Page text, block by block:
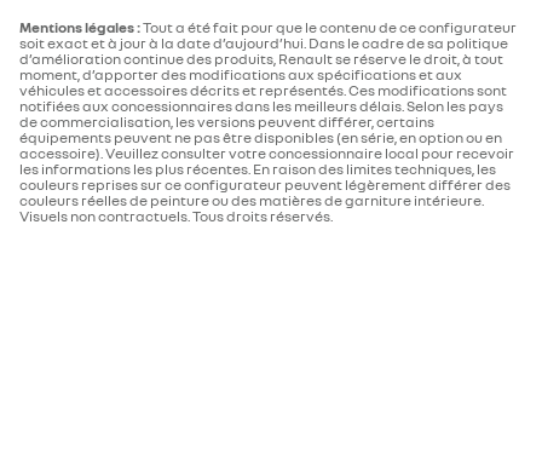
Mentions légales :Tout a été fait pour que le contenu de ce configurateur
soit exact et à jour à la date d’aujourd’hui. Dans le cadre de sa politique
d’amélioration continue des produits, Renault se réserve le droit, à tout
moment, d’apporter des modifications aux spécifications et aux
véhicules et accessoires décrits et représentés. Ces modifications sont
notifiées aux concessionnaires dans les meilleurs délais. Selon les pays
de commercialisation, les versions peuvent différer, certains
équipements peuvent ne pas être disponibles (en série, en option ou en
accessoire). Veuillez consulter votre concessionnaire local pour recevoir
les informations les plus récentes. En raison des limites techniques, les
couleurs reprises sur ce configurateur peuvent légèrement différer des
couleurs réelles de peinture ou des matières de garniture intérieure.
Visuels non contractuels. Tous droits réservés.